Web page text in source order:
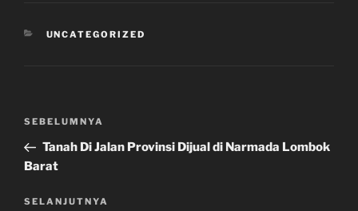
KATEGORI
UNCATEGORIZED
Navigasi
Pos
Sebelumnya
SEBELUMNYA
Tanah Di Jalan Provinsi Dijual di Narmada Lombok
Barat
Pos
SELANJUTNYA